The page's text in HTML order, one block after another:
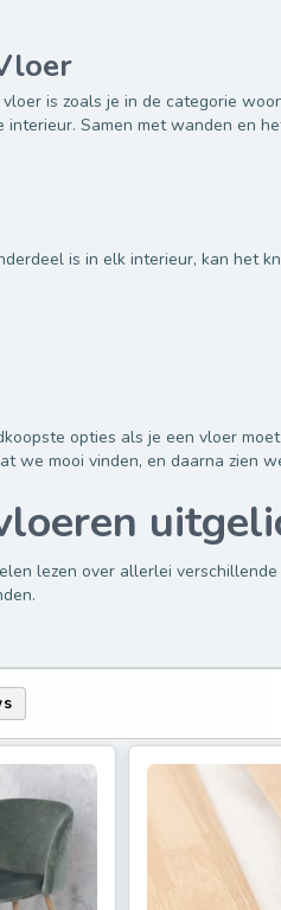
is zoals je in de categorie
Samen met wanden en
is in elk interieur, kan het
opties als je een vloer
we mooi vinden, en daarna zien
lezen over allerlei